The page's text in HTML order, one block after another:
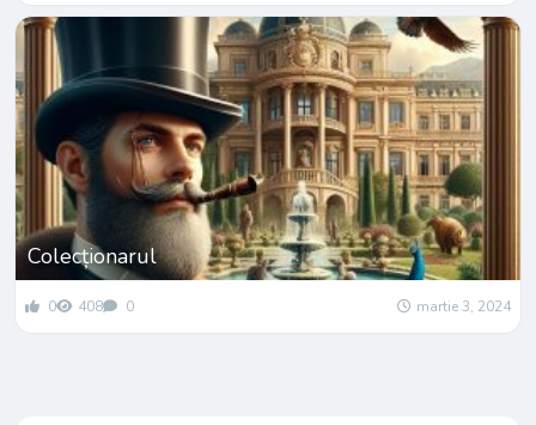
Colecționarul
0 408 0 martie 3, 2024